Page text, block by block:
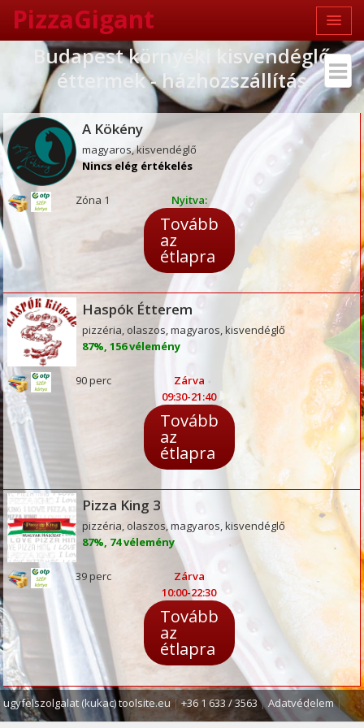
PizzaGigant
Budapest környéki kisvendéglő
éttermek - házhozszállítás
A Kökény
magyaros, kisvendéglő
Nincs elég értékelés
Zóna 1 Nyitva:
Tovább
az
étlapra
Haspók Étterem
pizzéria, olaszos, magyaros, kisvendéglő
87%, 156 vélemény
90 perc
Zárva
09:30-21:40
Tovább
az
étlapra
Pizza King 3
pizzéria, olaszos, magyaros, kisvendéglő
87%, 74 vélemény
39 perc
Zárva
10:00-22:30
Tovább
az
étlapra
ugyfelszolgalat (kukac) toolsite.eu|+36 1 633 / 3563|Adatvédelem|